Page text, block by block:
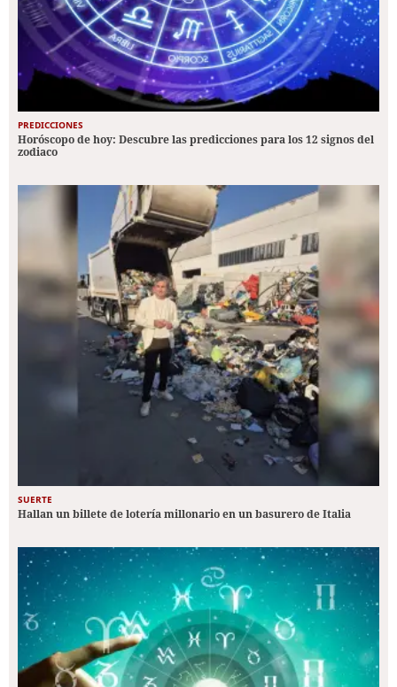
PREDICCIONES
Horóscopo de hoy: Descubre las predicciones para los 12 signos del
zodiaco
SUERTE
Hallan un billete de lotería millonario en un basurero de Italia